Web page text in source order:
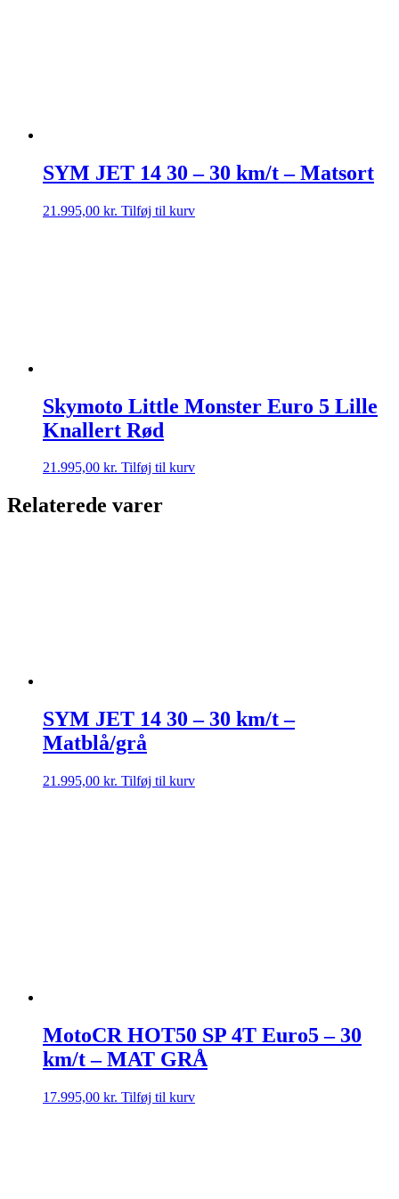
SYM JET 14 30 – 30 km/t – Matsort
21.995,00 kr. Tilføj til kurv
Skymoto Little Monster Euro 5 Lille
Knallert Rød
21.995,00 kr. Tilføj til kurv
Relaterede varer
SYM JET 14 30 – 30 km/t –
Matblå/grå
21.995,00 kr. Tilføj til kurv
MotoCR HOT50 SP 4T Euro5 – 30
km/t – MAT GRÅ
17.995,00 kr. Tilføj til kurv